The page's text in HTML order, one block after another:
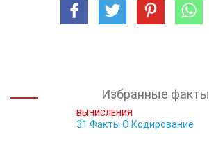
Избранные факты
ВЫЧИСЛЕНИЯ
31 Факты О Кодирование